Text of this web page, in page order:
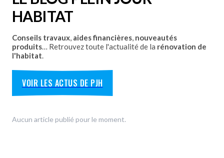
DÉCOUVRIR
HABITAT
Conseils travaux, aides financières, nouveautés
produits… Retrouvez toute l'actualité de la rénovation de
l'habitat.
VOIR LES ACTUS DE PJH
Aucun article publié pour le moment.